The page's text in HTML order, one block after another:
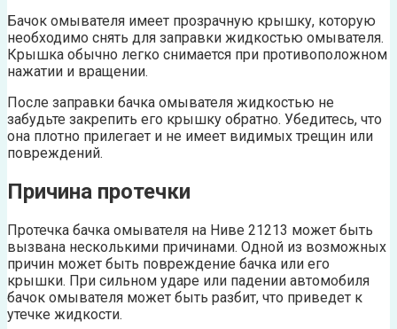
Бачок омывателя имеет прозрачную крышку, которую
необходимо снять для заправки жидкостью омывателя.
Крышка обычно легко снимается при противоположном
нажатии и вращении.
После заправки бачка омывателя жидкостью не
забудьте закрепить его крышку обратно. Убедитесь, что
она плотно прилегает и не имеет видимых трещин или
повреждений.
Причина протечки
Протечка бачка омывателя на Ниве 21213 может быть
вызвана несколькими причинами. Одной из возможных
причин может быть повреждение бачка или его
крышки. При сильном ударе или падении автомобиля
бачок омывателя может быть разбит, что приведет к
утечке жидкости.